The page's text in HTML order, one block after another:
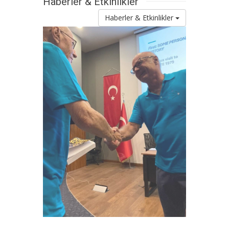
Haberler & Etkinlikler